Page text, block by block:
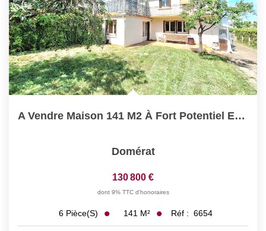
A Vendre Maison 141 M2 À Fort Potentiel Et Idéalement...
Domérat
130 800 €
dont 9% TTC d'honoraires
6 Pièce(s) 141 M² Réf : 6654